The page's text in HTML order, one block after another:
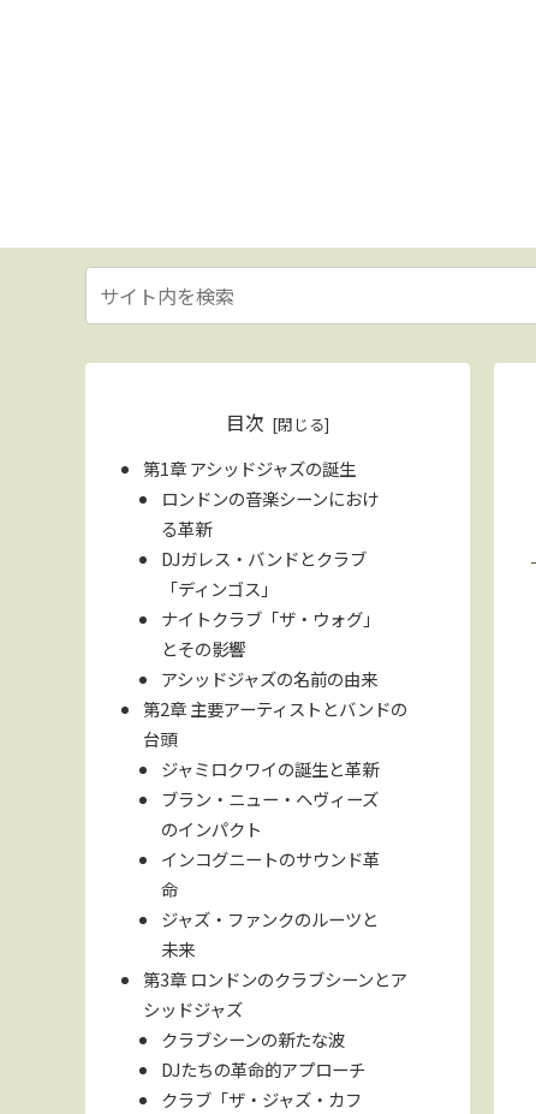
目次
第1章 アシッドジャズの誕生
ロンドンの音楽シーンにおけ
る革新
DJガレス・バンドとクラブ
「ディンゴス」
ナイトクラブ「ザ・ウォグ」
とその影響
アシッドジャズの名前の由来
第2章 主要アーティストとバンドの
台頭
ジャミロクワイの誕生と革新
ブラン・ニュー・ヘヴィーズ
のインパクト
インコグニートのサウンド革
命
ジャズ・ファンクのルーツと
未来
第3章 ロンドンのクラブシーンとア
シッドジャズ
クラブシーンの新たな波
DJたちの革命的アプローチ
クラブ「ザ・ジャズ・カフ